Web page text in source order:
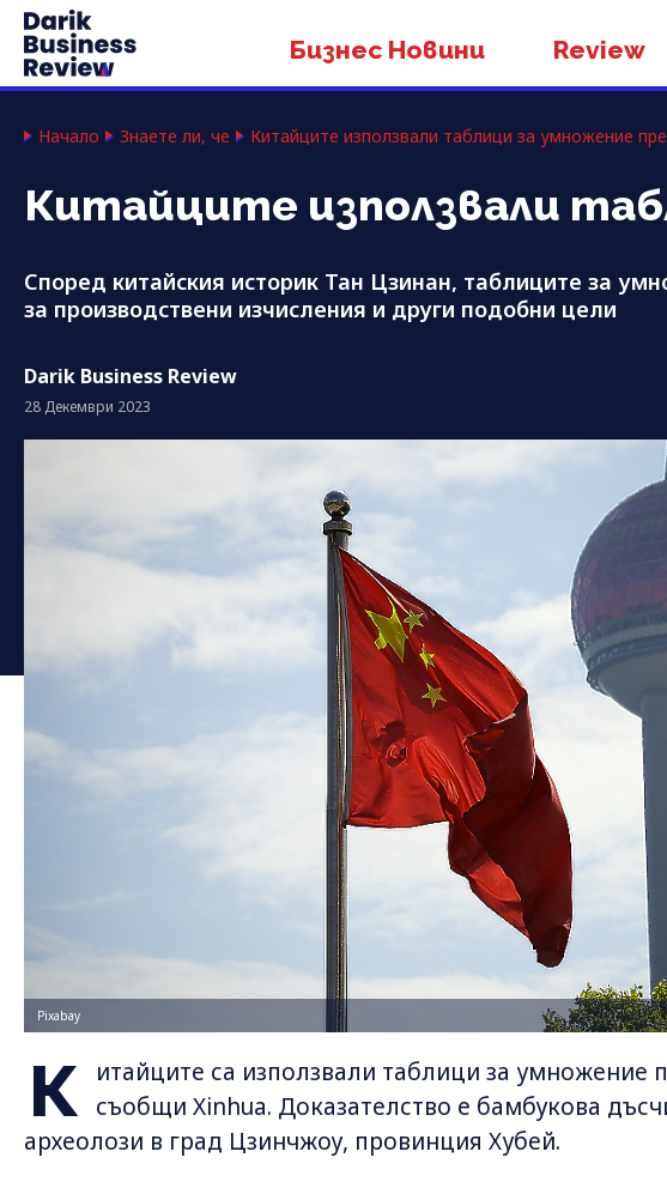
Бизнес Новини Review
Начало Знаете ли, че Китайците използвали таблици за умножение
Китайците използвали
Според китайския историк Тан Цзинан, таблиците за
за производствени изчисления и други подобни цели
Darik Business Review
28 Декември 2023
Pixabay
К
итайците са използвали таблици за умножение
съобщи Xinhua. Доказателство е бамбукова
археолози в град Цзинчжоу, провинция Хубей.